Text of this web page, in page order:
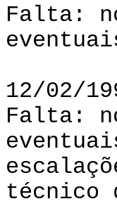
Falta:
12/02/
Falta:
técnico